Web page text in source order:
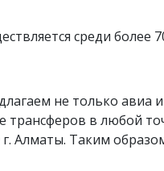
среди
не только
трансферов в любой
Алматы. Таким